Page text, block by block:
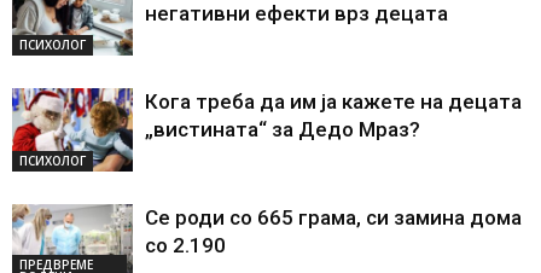
ПСИХОЛОГ
негативни ефекти врз децата
ПСИХОЛОГ
Кога треба да им ја кажете на децата
„вистината“ за Дедо Мраз?
ПРЕДВРЕМЕ
Се роди со 665 грама, си замина дома
со 2.190